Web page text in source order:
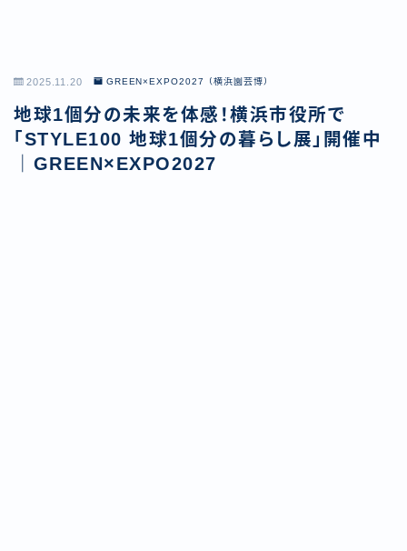
2025.11.20 GREEN×EXPO2027（横浜園芸博）
地球1個分の未来を体感！横浜市役所で
「STYLE100 地球1個分の暮らし展」開催中
｜GREEN×EXPO2027